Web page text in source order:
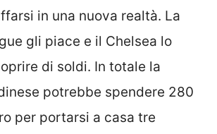
in una nuova realtà. La
gli piace e il Chelsea lo
di soldi. In totale la
potrebbe spendere 280
per portarsi a casa tre